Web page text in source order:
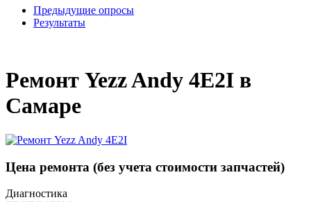
Предыдущие опросы
Результаты
Ремонт Yezz Andy 4E2I в
Самаре
Цена ремонта (без учета стоимости запчастей)
Диагностика